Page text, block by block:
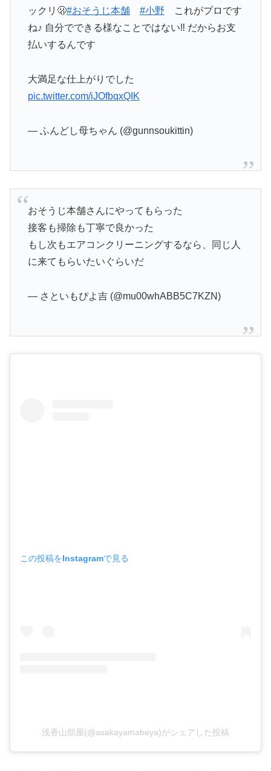
ックリ🫢#おそうじ本舗 #小野 これがプロです
ね♪ 自分でできる様なことではない‼️ だからお支
払いするんです
大満足な仕上がりでした
pic.twitter.com/iJOfbqxQIK
— ふんどし母ちゃん (@gunnsoukittin)
おそうじ本舗さんにやってもらった
接客も掃除も丁寧で良かった
もし次もエアコンクリーニングするなら、同じ人
に来てもらいたいぐらいだ
— さといもぴよ吉 (@mu00whABB5C7KZN)
この投稿をInstagramで見る
浅香山部屋(@asakayamabeya)がシェアした投稿